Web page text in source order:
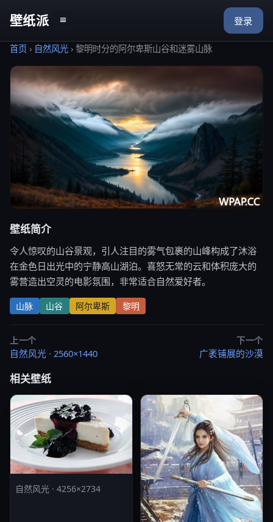
壁纸派 ≡ 登录
首页 › 自然风光 › 黎明时分的阿尔卑斯山谷和迷雾山脉
壁纸简介
令人惊叹的山谷景观，引人注目的雾气包裹的山峰构成了沐浴
在金色日出光中的宁静高山湖泊。喜怒无常的云和体积庞大的
雾营造出空灵的电影氛围，非常适合自然爱好者。
山脉 山谷 阿尔卑斯 黎明
上一个
自然风光 · 2560×1440
下一个
广袤铺展的沙漠
相关壁纸
自然风光 · 4256×2734